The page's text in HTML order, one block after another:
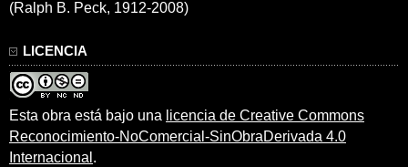
(Ralph B. Peck, 1912-2008)
LICENCIA
Esta obra está bajo una licencia de Creative Commons
Reconocimiento-NoComercial-SinObraDerivada 4.0
Internacional .